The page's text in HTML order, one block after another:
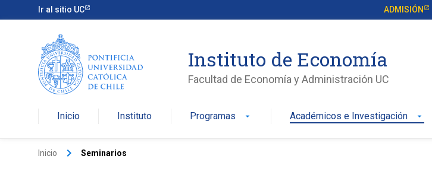
Ir al sitio UC ADMISIÓN
Instituto de Economía
Facultad de Economía y Administración UC
Inicio Instituto Programas arrow_drop_down Académicos e Investigación arrow_drop_down
Inicio keyboard_arrow_right Seminarios